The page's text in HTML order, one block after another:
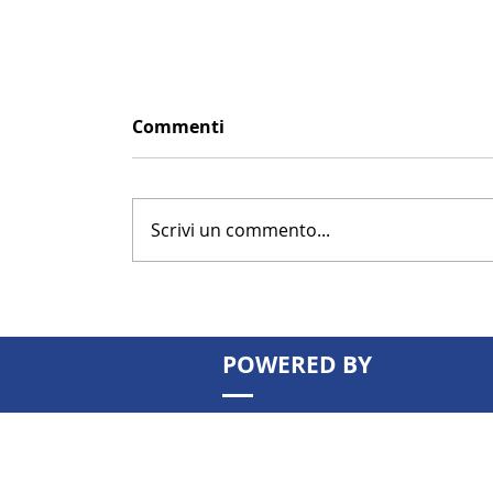
Patrimonio immobiliare:
basta più. Come valorizzarlo per
Commenti
Scrivi un commento...
POWERED BY